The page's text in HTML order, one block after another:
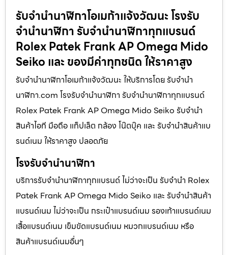
รับจำนำนาฬิกาโอเมก้าแจ้งวัฒนะ โรงรับ
จำนำนาฬิกา รับจำนำนาฬิกาทุกแบรนด์
Rolex Patek Frank AP Omega Mido
Seiko และ ของมีค่าทุกชนิด ให้ราคาสูง
รับจำนำนาฬิกาโอเมก้าแจ้งวัฒนะ ให้บริการโดย รับจํานํา
นาฬิกา.com โรงรับจำนำนาฬิกา รับจำนำนาฬิกาทุกแบรนด์
Rolex Patek Frank AP Omega Mido Seiko รับจำนำ
สินค้าไอที มือถือ แท็ปเล็ต กล้อง โน๊ตบุ๊ค และ รับจำนำสินค้าแบ
รนด์เนม ให้ราคาสูง ปลอดภัย
โรงรับจำนำนาฬิกา
บริการรับจำนำนาฬิกาทุกแบรนด์ ไม่ว่าจะเป็น รับจำนำ Rolex
Patek Frank AP Omega Mido Seiko และ รับจำนำสินค้า
แบรนด์เนม ไม่ว่าจะเป็น กระเป๋าแบรนด์เนม รองเท้าแบรนด์เนม
เสื้อแบรนด์เนม เข็มขัดแบรนด์เนม หมวกแบรนด์เนม หรือ
สินค้าแบรนด์เนมอื่นๆ